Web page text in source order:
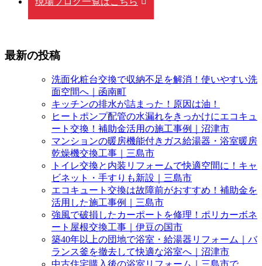
最新の投稿
洗面化粧台交換で収納不足を解消！使いやすい洗
面空間へ｜函南町
キッチンの排水が詰まった！原因は油！
ヒートポンプ配管の水漏れをきっかけにエコキュ
ート交換！補助金活用の施工事例｜沼津市
マンションの暖房機能付きガス給湯器・浴室暖房
乾燥機交換工事｜三島市
トイレ交換と内装リフォームで快適空間に！キャ
ビネット・手すりも新設｜三島市
エコキュート交換は故障前がおすすめ！補助金を
活用した施工事例｜三島市
強風で破損したカーポートを修理！ポリカーボネ
ート屋根交換工事｜伊豆の国市
築40年以上の団地で浴室・給湯器リフォーム｜バ
ランス釜を撤去して快適な浴室へ｜沼津市
中古住宅購入後の浴室リフォーム｜三島市で